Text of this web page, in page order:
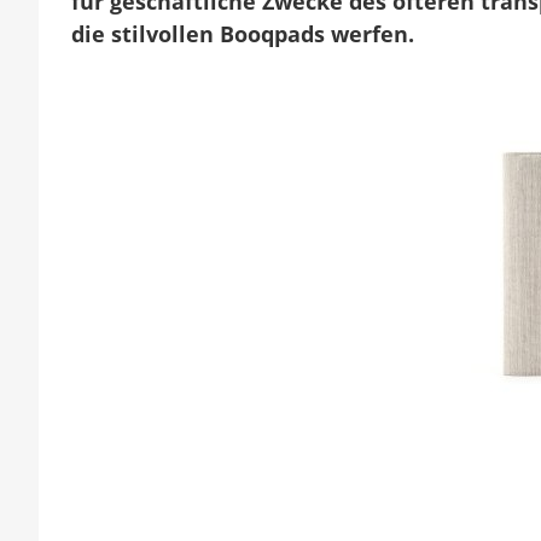
die stilvollen Booqpads werfen.